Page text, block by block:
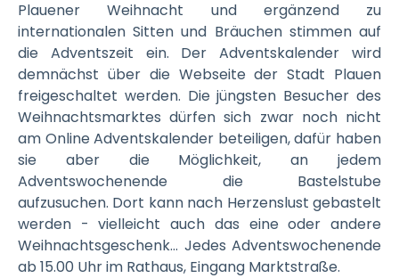
Plauener Weihnacht und ergänzend zu
internationalen Sitten und Bräuchen stimmen auf
die Adventszeit ein. Der Adventskalender wird
demnächst über die Webseite der Stadt Plauen
freigeschaltet werden. Die jüngsten Besucher des
Weihnachtsmarktes dürfen sich zwar noch nicht
am Online Adventskalender beteiligen, dafür haben
sie aber die Möglichkeit, an jedem
Adventswochenende die Bastelstube
aufzusuchen. Dort kann nach Herzenslust gebastelt
werden - vielleicht auch das eine oder andere
Weihnachtsgeschenk... Jedes Adventswochenende
ab 15.00 Uhr im Rathaus, Eingang Marktstraße.